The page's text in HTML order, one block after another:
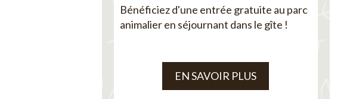
Bénéficiez d'une entrée gratuite au parc
animalier en séjournant dans le gîte !
EN SAVOIR PLUS